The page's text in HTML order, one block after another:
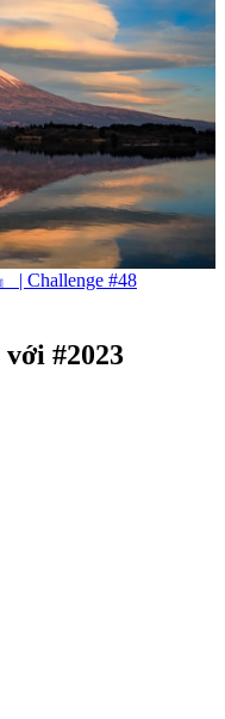
| Challenge #48
với #2023